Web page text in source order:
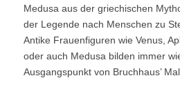
Medusa aus der griechischen
der Legende nach Menschen zu
Antike Frauenfiguren wie Venus,
oder auch Medusa bilden immer
Ausgangspunkt von Bruchhaus’